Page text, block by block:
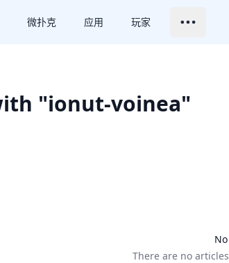
微扑克 应用 玩家
"ionut-voinea"
There are no